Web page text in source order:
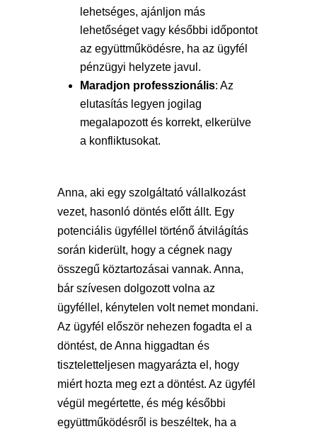
lehetséges, ajánljon más
lehetőséget vagy későbbi időpontot
az együttműködésre, ha az ügyfél
pénzügyi helyzete javul.
Maradjon professzionális: Az
elutasítás legyen jogilag
megalapozott és korrekt, elkerülve
a konfliktusokat.
Anna, aki egy szolgáltató vállalkozást
vezet, hasonló döntés előtt állt. Egy
potenciális ügyféllel történő átvilágítás
során kiderült, hogy a cégnek nagy
összegű köztartozásai vannak. Anna,
bár szívesen dolgozott volna az
ügyféllel, kénytelen volt nemet mondani.
Az ügyfél először nehezen fogadta el a
döntést, de Anna higgadtan és
tiszteletteljesen magyarázta el, hogy
miért hozta meg ezt a döntést. Az ügyfél
végül megértette, és még későbbi
együttműködésről is beszéltek, ha a